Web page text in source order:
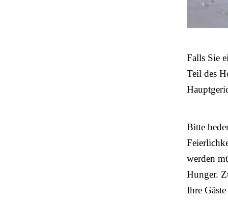
Falls Sie
Teil des
Bitte
werden
Hunger.
Ihre